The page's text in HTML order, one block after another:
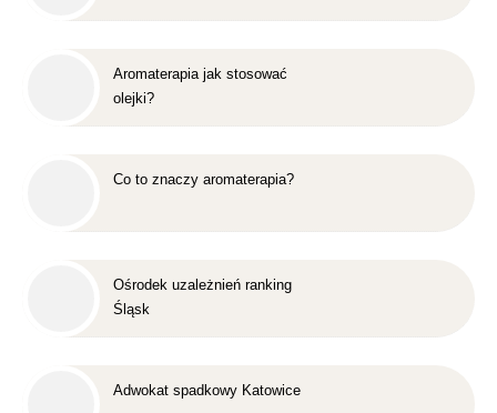
Aromaterapia jak stosować
olejki?
Co to znaczy aromaterapia?
Ośrodek uzależnień ranking
Śląsk
Adwokat spadkowy Katowice